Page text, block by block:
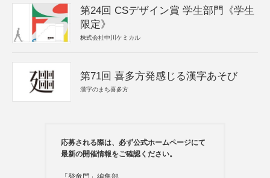
第24回 CSデザイン賞 学生部門《学生
限定》
株式会社中川ケミカル
第71回 喜多方発感じる漢字あそび
漢字のまち喜多方
応募される際は、必ず公式ホームページにて
最新の開催情報をご確認ください。
「登竜門」編集部